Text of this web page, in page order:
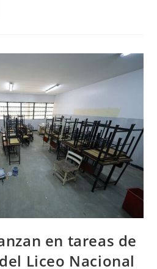
en tareas de
Liceo Nacional